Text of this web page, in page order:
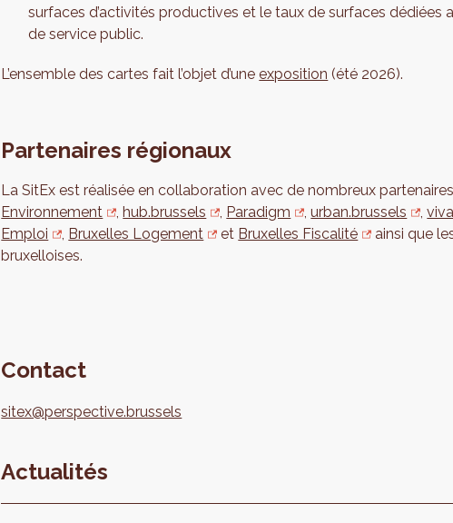
surfaces d’activités productives et le taux de surfaces dédiées
de service public.
L’ensemble des cartes fait l’objet d’uneexposition (été 2026).
Partenaires régionaux
La SitEx est réalisée en collaboration avec de nombreux
Environnement
,hub.brussels , Paradigm ,urban.brussels ,
Emploi
, Bruxelles Logement et Bruxelles Fiscalité
ainsi que
bruxelloises.
Contact
sitex@perspective.brussels
Actualités